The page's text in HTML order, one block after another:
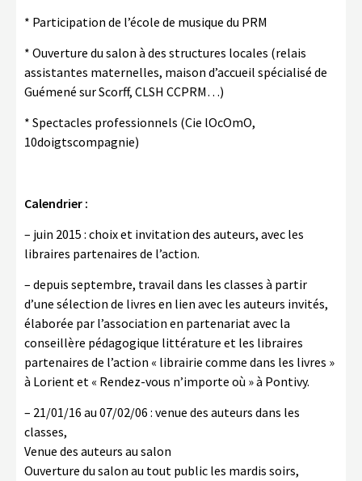
* Participation de l’école de musique du PRM
* Ouverture du salon à des structures locales (relais
assistantes maternelles, maison d’accueil spécialisé de
Guémené sur Scorff, CLSH CCPRM…)
* Spectacles professionnels (Cie lOcOmO,
10doigtscompagnie)
Calendrier :
– juin 2015 : choix et invitation des auteurs, avec les
libraires partenaires de l’action.
– depuis septembre, travail dans les classes à partir
d’une sélection de livres en lien avec les auteurs invités,
élaborée par l’association en partenariat avec la
conseillère pédagogique littérature et les libraires
partenaires de l’action « librairie comme dans les livres »
à Lorient et « Rendez-vous n’importe où » à Pontivy.
– 21/01/16 au 07/02/06 : venue des auteurs dans les
classes,
Venue des auteurs au salon
Ouverture du salon au tout public les mardis soirs,